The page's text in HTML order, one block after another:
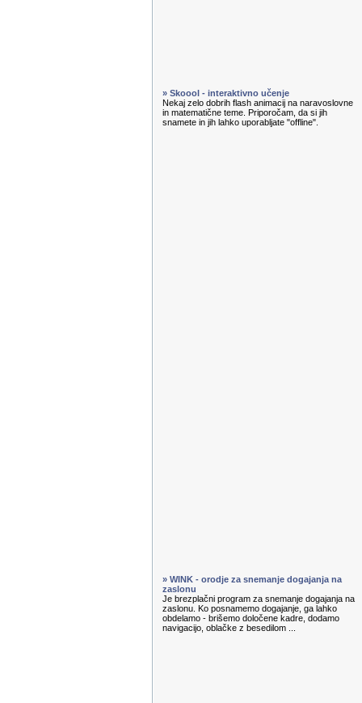
» Skoool - interaktivno učenje
Nekaj zelo dobrih flash animacij na naravoslovne
in matematične teme. Priporočam, da si jih
snamete in jih lahko uporabljate "offline".
» WINK - orodje za snemanje dogajanja na
zaslonu
Je brezplačni program za snemanje dogajanja na
zaslonu. Ko posnamemo dogajanje, ga lahko
obdelamo - brišemo določene kadre, dodamo
navigacijo, oblačke z besedilom ...